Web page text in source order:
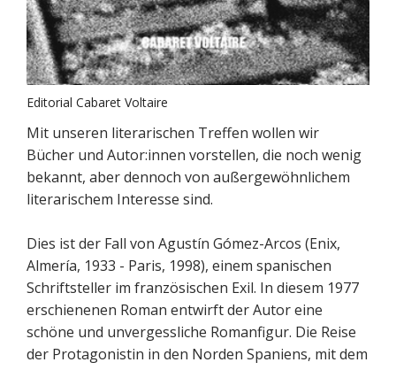
Editorial Cabaret Voltaire
Mit unseren literarischen Treffen wollen wir
Bücher und Autor:innen vorstellen, die noch wenig
bekannt, aber dennoch von außergewöhnlichem
literarischem Interesse sind.
Dies ist der Fall von Agustín Gómez-Arcos (Enix,
Almería, 1933 - Paris, 1998), einem spanischen
Schriftsteller im französischen Exil. In diesem 1977
erschienenen Roman entwirft der Autor eine
schöne und unvergessliche Romanfigur. Die Reise
der Protagonistin in den Norden Spaniens, mit dem